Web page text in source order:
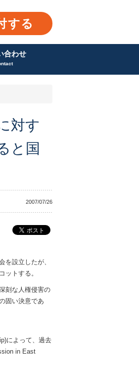
する
合わせ
対す
と国
2007/07/26
設立したが、
ットする。
刻な人権侵害の
固い決意であ
によって、過去
in East